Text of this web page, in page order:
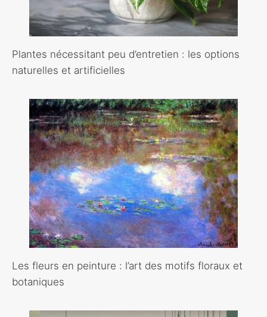
Plantes nécessitant peu d’entretien : les options
naturelles et artificielles
Les fleurs en peinture : l’art des motifs floraux et
botaniques